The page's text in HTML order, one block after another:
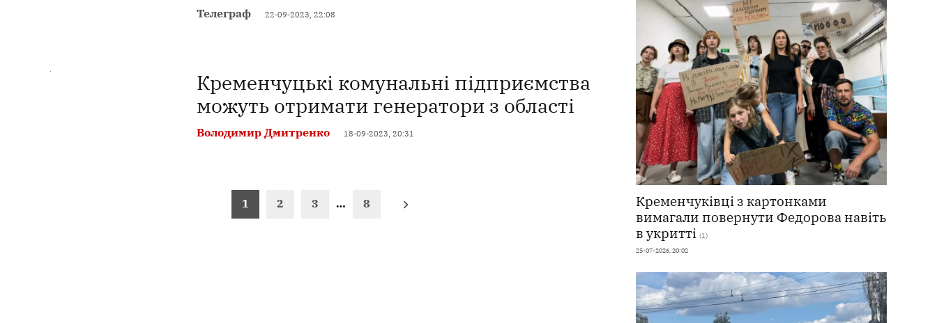
Телеграф 22-09-2023, 22:08
Кременчуцькі комунальні підприємства
можуть отримати генератори з області
Володимир Дмитренко 18-09-2023, 20:31
1 2 3 … 8
Кременчуківці з картонками
вимагали повернути Федорова навіть
в укритті (1)
25-07-2026, 20:02